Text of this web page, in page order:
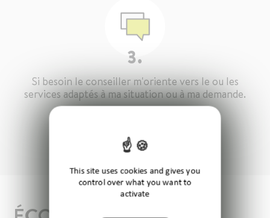
3.
Si besoin le conseiller m'oriente vers le ou les
services adaptés à ma situation ou à ma demande.
This site uses cookies and gives you
control over what you want to
activate